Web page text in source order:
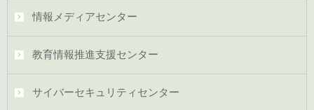
情報メディアセンター
教育情報推進支援センター
サイバーセキュリティセンター